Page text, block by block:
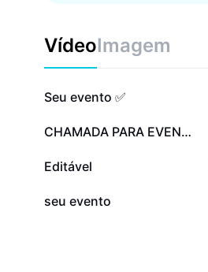
VídeoImagem
73,7 mil
Seu evento ✅
10,7 mil CHAMADA PARA EVENTO
2 mil
Editável
932
seu evento